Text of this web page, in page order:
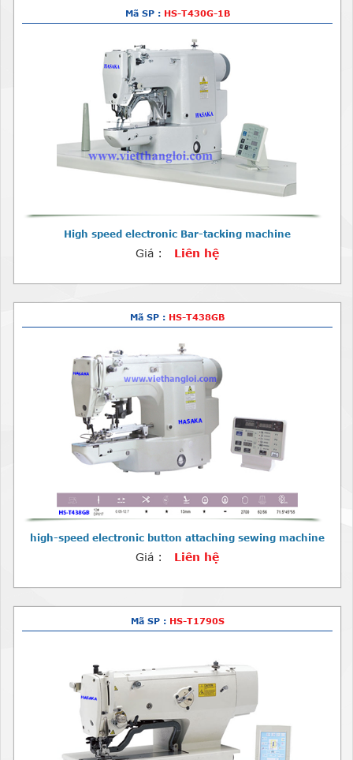
Mã SP : HS-T430G-1B
High speed electronic Bar-tacking machine
Giá : Liên hệ
Mã SP : HS-T438GB
high-speed electronic button attaching sewing machine
Giá : Liên hệ
Mã SP : HS-T1790S